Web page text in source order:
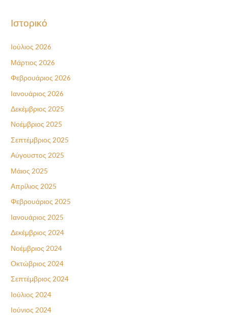
Ιστορικό
Ιούλιος 2026
Μάρτιος 2026
Φεβρουάριος 2026
Ιανουάριος 2026
Δεκέμβριος 2025
Νοέμβριος 2025
Σεπτέμβριος 2025
Αύγουστος 2025
Μάιος 2025
Απρίλιος 2025
Φεβρουάριος 2025
Ιανουάριος 2025
Δεκέμβριος 2024
Νοέμβριος 2024
Οκτώβριος 2024
Σεπτέμβριος 2024
Ιούλιος 2024
Ιούνιος 2024